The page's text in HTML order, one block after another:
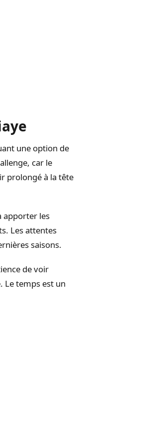
une option de
car le
prolongé à la tête
apporter les
Les attentes
saisons.
de voir
Le temps est un